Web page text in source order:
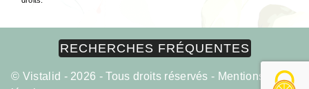
RECHERCHES FRÉQUENTES
© Vistalid - 2026 - Tous droits réservés - Mentions